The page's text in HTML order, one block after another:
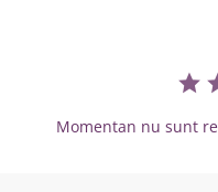
Momentan nu sunt